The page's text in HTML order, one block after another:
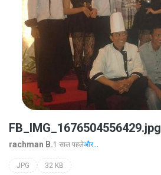
FB_IMG_1676504556429.jpg
rachman B.1 साल पहलेऔर...
JPG 32 KB